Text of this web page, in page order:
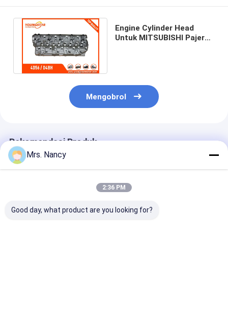
Engine Cylinder Head
Untuk MITSUBISHI Pajero
Mengobrol
Rekomendasi Produk
Mrs. Nancy
2:36 PM
Good day, what product are you looking for?